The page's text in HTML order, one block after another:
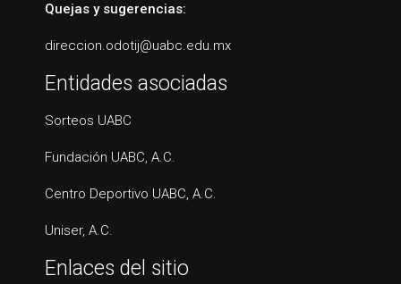
Quejas y sugerencias:
direccion.odotij@uabc.edu.mx
Entidades asociadas
Sorteos UABC
Fundación UABC, A.C.
Centro Deportivo UABC, A.C.
Uniser, A.C.
Enlaces del sitio